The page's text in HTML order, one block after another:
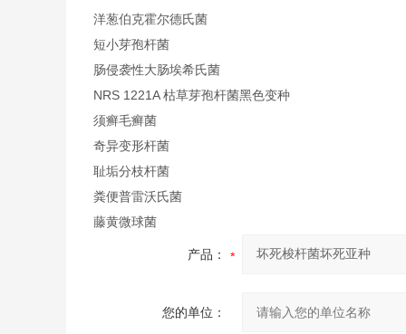
洋葱伯克霍尔德氏菌
短小芽孢杆菌
肠侵袭性大肠埃希氏菌
NRS 1221A 枯草芽孢杆菌黑色变种
须癣毛癣菌
奇异变形杆菌
耻垢分枝杆菌
粪便普雷沃氏菌
藤黄微球菌
产品：
您的单位：